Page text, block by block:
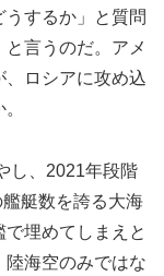
するか」と質問
言うのだ。アメ
、ロシアに攻め込
し、2021年段階
艇数を誇る大海
埋めてしまえと
海空のみではな